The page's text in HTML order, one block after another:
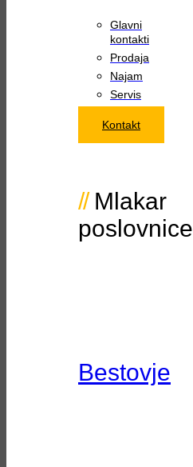
Glavni
kontakti
Prodaja
Najam
Servis
Kontakt
Mlakar
poslovnice
Bestovje